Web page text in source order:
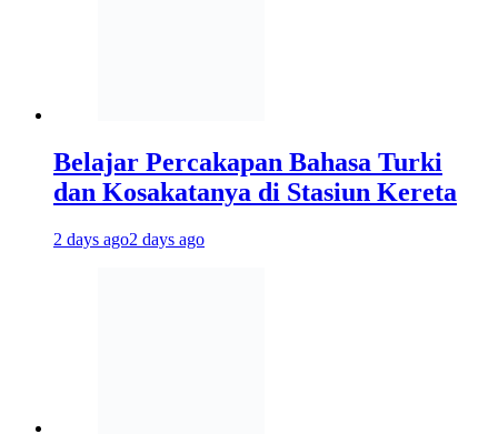
Belajar Percakapan Bahasa Turki
dan Kosakatanya di Stasiun Kereta
2 days ago2 days ago